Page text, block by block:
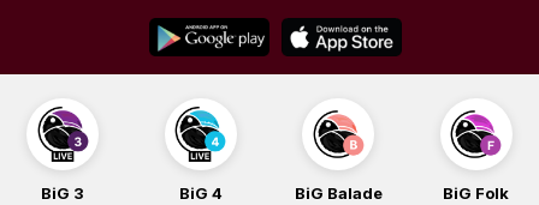
content
BiG 3 BiG 4 BiG Balade BiG Folk